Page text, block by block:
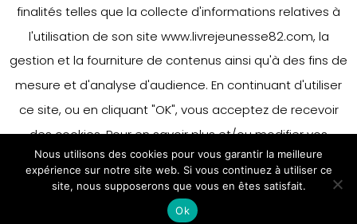
You must belogged into post a
comment.
finalités telles que la collecte d'informations relatives à
l'utilisation de son site www.livrejeunesse82.com, la
gestion et la fourniture de contenus ainsi qu'à des fins de
mesure et d'analyse d'audience. En continuant d'utiliser
ce site, ou en cliquant "OK", vous acceptez de recevoir
des cookies. Pour en savoir plus et/ou modifier vos
préférences en matière de cookies, merci de vous référer
à notre politique sur les cookies.
Accepter
En savoir plus
Nous utilisons des cookies pour vous garantir la meilleure
expérience sur notre site web. Si vous continuez à utiliser ce
site, nous supposerons que vous en êtes satisfait.
Ok